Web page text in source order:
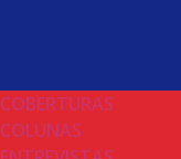
COBERTURAS
COLUNAS